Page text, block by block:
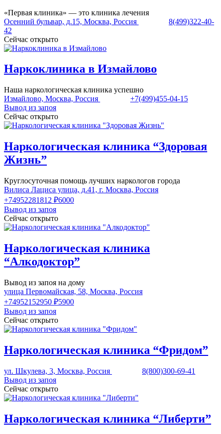
«Первая клиника» — это клиника лечения
Осенний бульвар, д.15, Москва, Россия
8(499)322-40-
42
Сейчас открыто
Наркоклиника в Измайлово
Наша наркологическая клиника успешно
Измайлово, Москва, Россия
+7(499)455-04-15
Вывод из запоя
Сейчас открыто
Наркологическая клиника “Здоровая
Жизнь”
Круглосуточная помощь лучших наркологов города
Вилиса Лациса улица, д.41, г. Москва, Россия
+74952281812 ₽6000
Вывод из запоя
Сейчас открыто
Наркологическая клиника
“Алкодоктор”
Вывод из запоя на дому
улица Первомайская, 58, Москва, Россия
+74952152950 ₽5900
Вывод из запоя
Сейчас открыто
Наркологическая клиника “Фридом”
ул. Шкулева, 3, Москва, Россия
8(800)300-69-41
Вывод из запоя
Сейчас открыто
Наркологическая клиника “Либерти”